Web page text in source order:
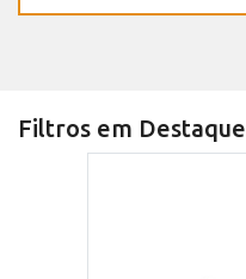
Filtros em Destaque